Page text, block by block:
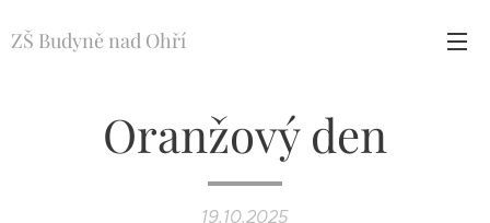
ZŠ Budyně nad Ohří
Oranžový den
19.10.2025